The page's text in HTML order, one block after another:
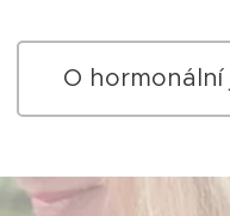
O hormonální